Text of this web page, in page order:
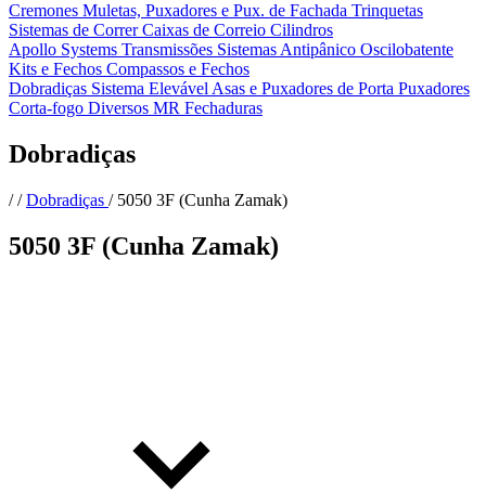
Cremones Muletas, Puxadores e Pux. de Fachada Trinquetas
Sistemas de CorrerCaixas de Correio Cilindros
Apollo Systems Transmissões Sistemas Antipânico Oscilobatente
Kits e Fechos Compassos e Fechos
Dobradiças Sistema Elevável Asas e Puxadores de Porta Puxadores
Corta-fogo Diversos MR Fechaduras
Dobradiças
//Dobradiças / 5050 3F (Cunha Zamak)
5050 3F (Cunha Zamak)